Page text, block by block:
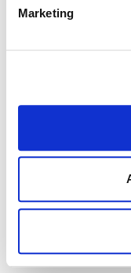
Marketing